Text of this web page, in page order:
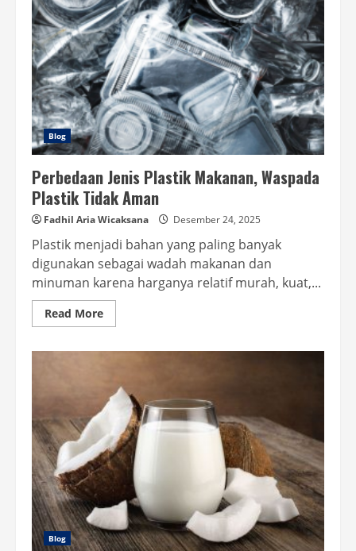
Blog
Perbedaan Jenis Plastik Makanan, Waspada
Plastik Tidak Aman
Fadhil Aria Wicaksana Desember 24, 2025
Plastik menjadi bahan yang paling banyak
digunakan sebagai wadah makanan dan
minuman karena harganya relatif murah, kuat,...
Read MoreRead
more
Waspada
Plastik
Tidak
Aman
Blog